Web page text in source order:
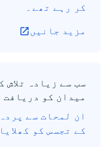
کر رہے تھے۔
مزید جانیں
سب سے زیادہ
میدان کو دریافت
کے تجسس کو